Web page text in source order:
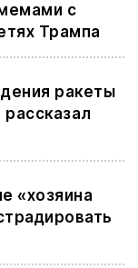
с
Трампа
ракеты
«хозяина